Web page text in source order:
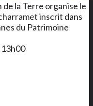
la Terre organise le
inscrit dans
du Patrimoine